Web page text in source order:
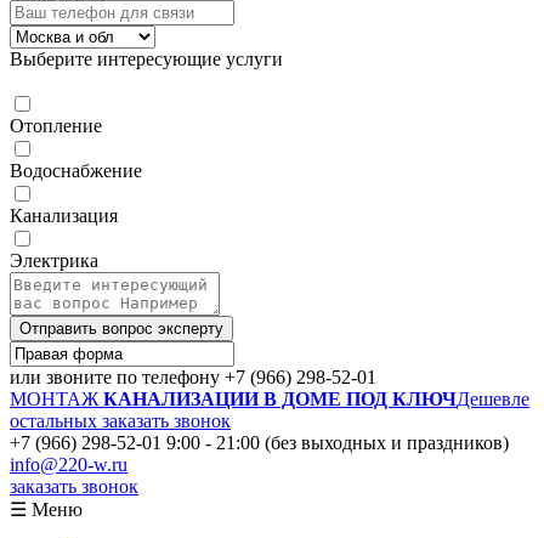
Выберите интересующие услуги
Отопление
Водоснабжение
Канализация
Электрика
Отправить вопрос эксперту
или звоните по телефону +7 (966) 298-52-01
МОНТАЖ КАНАЛИЗАЦИИ В ДОМЕ ПОД КЛЮЧДешевле
остальных заказать звонок
+7 (966) 298-52-01 9:00 - 21:00 (без выходных и праздников)
info@220-w.ru
заказать звонок
☰ Меню